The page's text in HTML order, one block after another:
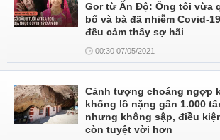
Gor từ Ấn Độ: Ông tôi vừa
bố và bà đã nhiễm Covid-
đều cảm thấy sợ hãi
00:30 07/05/2021
Cảnh tượng choáng ngợp
khổng lồ nặng gần 1.000
nhưng không sập, điều
còn tuyệt vời hơn